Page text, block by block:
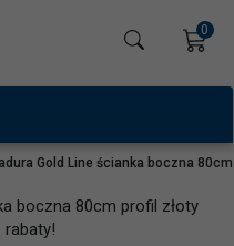
0
Gold Line ścianka boczna
boczna 80cm profil złoty
rabaty!